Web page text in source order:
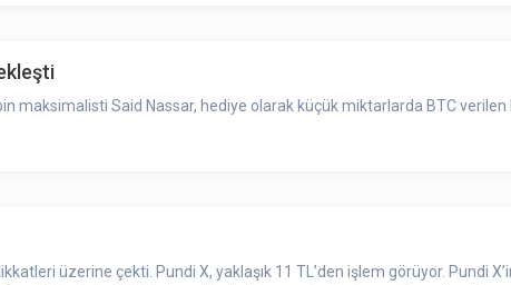
maksimalisti Said Nassar, hediye olarak küçük miktarlarda BTC
üzerine çekti. Pundi X, yaklaşık 11 TL’den işlem görüyor. Pundi